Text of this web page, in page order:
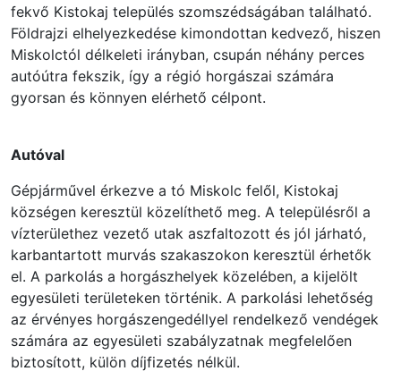
fekvő Kistokaj település szomszédságában található.
Földrajzi elhelyezkedése kimondottan kedvező, hiszen
Miskolctól délkeleti irányban, csupán néhány perces
autóútra fekszik, így a régió horgászai számára
gyorsan és könnyen elérhető célpont.
Autóval
Gépjárművel érkezve a tó Miskolc felől, Kistokaj
községen keresztül közelíthető meg. A településről a
vízterülethez vezető utak aszfaltozott és jól járható,
karbantartott murvás szakaszokon keresztül érhetők
el. A parkolás a horgászhelyek közelében, a kijelölt
egyesületi területeken történik. A parkolási lehetőség
az érvényes horgászengedéllyel rendelkező vendégek
számára az egyesületi szabályzatnak megfelelően
biztosított, külön díjfizetés nélkül.